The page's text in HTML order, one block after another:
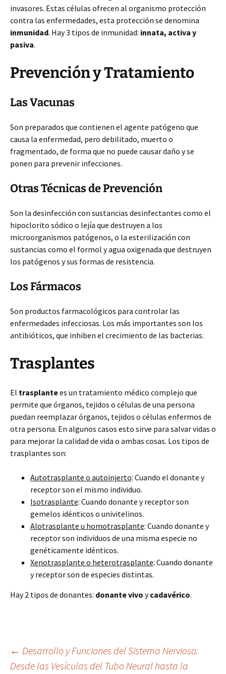
invasores. Estas células ofrecen al organismo protección
contra las enfermedades, esta protección se denomina
inmunidad. Hay 3 tipos de inmunidad: innata, activa y
pasiva.
Prevención y Tratamiento
Las Vacunas
Son preparados que contienen el agente patógeno que
causa la enfermedad, pero debilitado, muerto o
fragmentado, de forma que no puede causar daño y se
ponen para prevenir infecciones.
Otras Técnicas de Prevención
Son la desinfección con sustancias desinfectantes como el
hipoclorito sódico o lejía que destruyen a los
microorganismos patógenos, o la esterilización con
sustancias como el formol y agua oxigenada que destruyen
los patógenos y sus formas de resistencia.
Los Fármacos
Son productos farmacológicos para controlar las
enfermedades infecciosas. Los más importantes son los
antibióticos, que inhiben el crecimiento de las bacterias.
Trasplantes
El trasplantees un tratamiento médico complejo que
permite que órganos, tejidos o células de una persona
puedan reemplazar órganos, tejidos o células enfermos de
otra persona. En algunos casos esto sirve para salvar vidas o
para mejorar la calidad de vida o ambas cosas. Los tipos de
trasplantes son:
Autotrasplante o autoinjerto: Cuando el donante y
receptor son el mismo individuo.
Isotrasplante: Cuando donante y receptor son
gemelos idénticos o univitelinos.
Alotrasplante u homotrasplante: Cuando donante y
receptor son individuos de una misma especie no
genéticamente idénticos.
Xenotrasplante o heterotrasplante: Cuando donante
y receptor son de especies distintas.
Hay 2 tipos de donantes: donante vivo ycadavérico.
Navegación
← Desarrollo y Funciones del Sistema Nervioso:
Desde las Vesículas del Tubo Neural hasta la